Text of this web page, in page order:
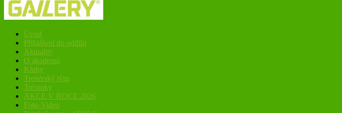
Úvod
Přihlášení do oddílu
Aktuality
O akademii
Kluby
Trenérský tým
Tréninky
AKCE V ROCE 2026
Foto-Video